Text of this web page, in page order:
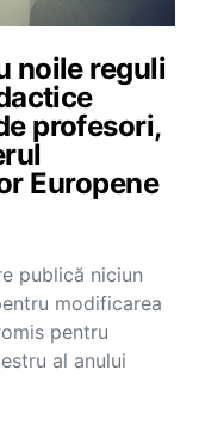
noile reguli
profesori,
Europene
publică niciun
modificarea
pentru
al anului